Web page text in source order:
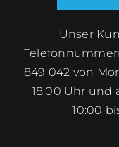
Unser
849 042 von
18:00 Uhr und
10:00